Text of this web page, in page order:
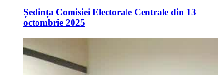
Ședința Comisiei Electorale Centrale din 13
octombrie 2025